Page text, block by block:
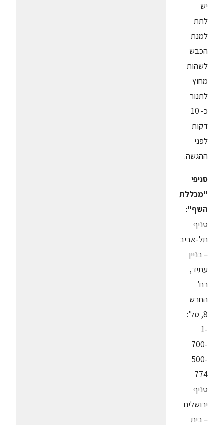
יש
לתת
למנת
הכבש
לשהות
מחוץ
לתנור
כ- 10
דקות
לפני
ההגשה.
סניפי
"מכללת
השף":
סניף
תל-אביב
– בניין
עתיד,
רח'
החרש
8, טל':
1-
700-
500-
774
סניף
ירושלים
– בית